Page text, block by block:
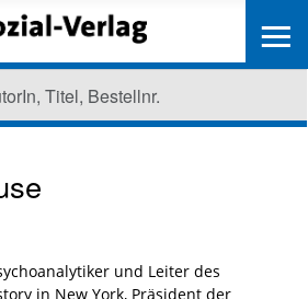
und Leiter des
in New York, Präsident der
≡